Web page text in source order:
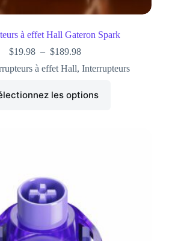
à effet Hall Gateron Spark
$19.98 – $189.98
à effet Hall,Interrupteurs
les options